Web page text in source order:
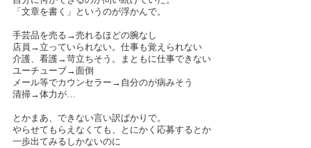
「文章を書く」というのが浮かんで。
手芸品を売る→売れるほどの腕なし
店員→立っていられない。仕事も覚えられない
介護、看護→苛立ちそう。まともに仕事できない
ユーチューブ→面倒
メール等でカウンセラー→自分のが病みそう
清掃→体力が…
とかまあ、できない言い訳ばかりで。
やらせてもらえなくても、とにかく応募するとか
一歩出てみるしかないのに